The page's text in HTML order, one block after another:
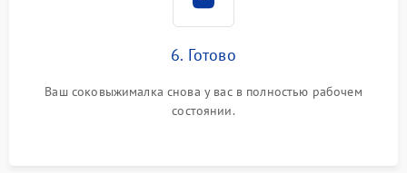
6. Готово
Ваш соковыжималка снова у вас в полностью рабочем
состоянии.